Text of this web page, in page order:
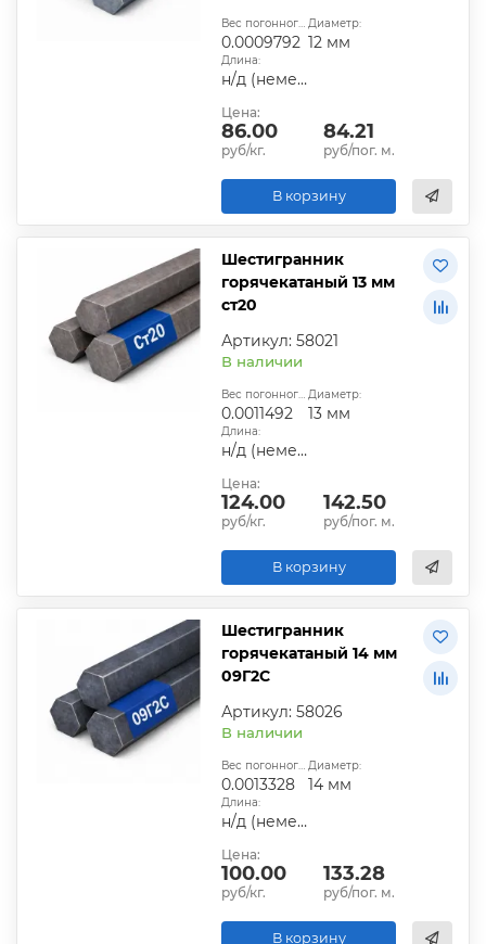
Вес погонного метра, т.:
0.0009792
Диаметр:
12 мм
Длина:
н/д (немерная)
Цена:
86.00
руб/кг.
84.21
руб/пог. м.
В корзину
Шестигранник
горячекатаный 13 мм
ст20
Артикул: 58021
В наличии
Вес погонного метра, т.:
0.0011492
Диаметр:
13 мм
Длина:
н/д (немерная)
Цена:
124.00
руб/кг.
142.50
руб/пог. м.
В корзину
Шестигранник
горячекатаный 14 мм
09Г2С
Артикул: 58026
В наличии
Вес погонного метра, т.:
0.0013328
Диаметр:
14 мм
Длина:
н/д (немерная)
Цена:
100.00
руб/кг.
133.28
руб/пог. м.
В корзину